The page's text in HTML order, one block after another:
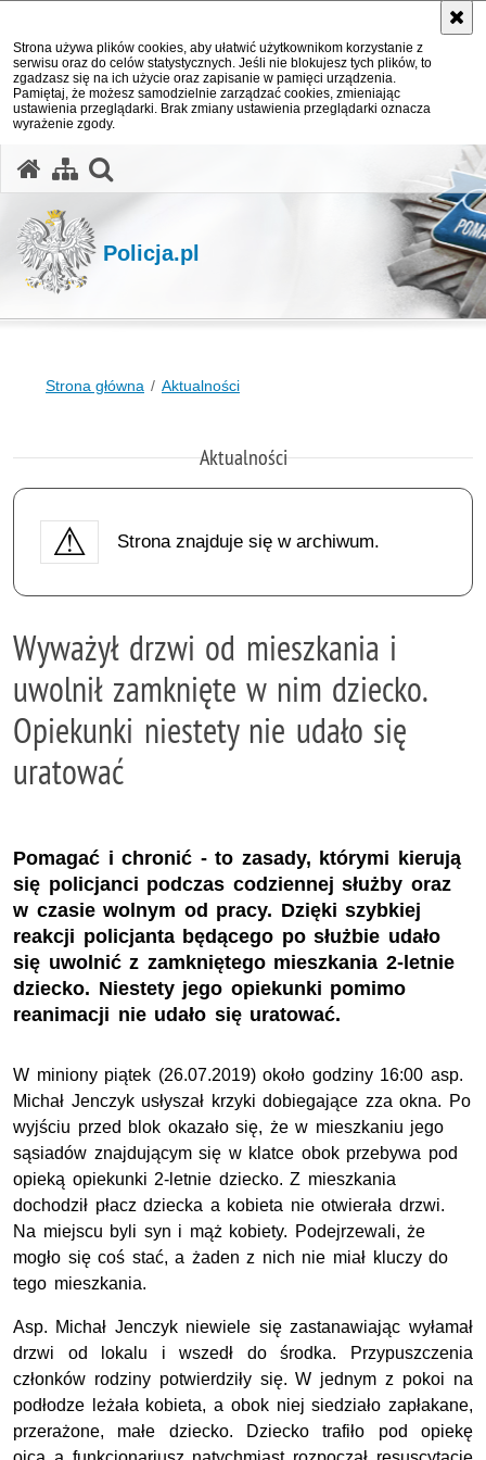
Strona używa plików cookies, aby ułatwić użytkownikom korzystanie z
serwisu oraz do celów statystycznych. Jeśli nie blokujesz tych plików, to
zgadzasz się na ich użycie oraz zapisanie w pamięci urządzenia.
Pamiętaj, że możesz samodzielnie zarządzać cookies, zmieniając
ustawienia przeglądarki. Brak zmiany ustawienia przeglądarki oznacza
wyrażenie zgody.
Policja.pl
Strona główna Aktualności
Aktualności
Strona znajduje się w archiwum.
Wyważył drzwi od mieszkania i
uwolnił zamknięte w nim dziecko.
Opiekunki niestety nie udało się
uratować
Pomagać i chronić - to zasady, którymi kierują
się policjanci podczas codziennej służby oraz
w czasie wolnym od pracy. Dzięki szybkiej
reakcji policjanta będącego po służbie udało
się uwolnić z zamkniętego mieszkania 2-letnie
dziecko. Niestety jego opiekunki pomimo
reanimacji nie udało się uratować.
W miniony piątek (26.07.2019) około godziny 16:00 asp.
Michał Jenczyk usłyszał krzyki dobiegające zza okna. Po
wyjściu przed blok okazało się, że w mieszkaniu jego
sąsiadów znajdującym się w klatce obok przebywa pod
opieką opiekunki 2-letnie dziecko. Z mieszkania
dochodził płacz dziecka a kobieta nie otwierała drzwi.
Na miejscu byli syn i mąż kobiety. Podejrzewali, że
mogło się coś stać, a żaden z nich nie miał kluczy do
tego mieszkania.
Asp. Michał Jenczyk niewiele się zastanawiając wyłamał
drzwi od lokalu i wszedł do środka. Przypuszczenia
członków rodziny potwierdziły się. W jednym z pokoi na
podłodze leżała kobieta, a obok niej siedziało zapłakane,
przerażone, małe dziecko. Dziecko trafiło pod opiekę